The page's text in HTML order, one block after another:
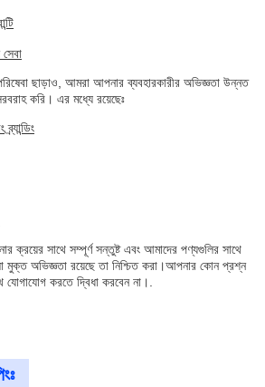
ছাড়াও, আমরা আপনার ব্যবহারকারীর অভিজ্ঞতা উন্নত
করি। এর মধ্যে রয়েছেঃ
ক্রয়ের সাথে সম্পূর্ণ সন্তুষ্ট এবং আমাদের পণ্যগুলির সাথে
মুক্ত অভিজ্ঞতা রয়েছে তা নিশ্চিত করা।আপনার কোন প্রশ্ন
যোগাযোগ করতে দ্বিধা করবেন না।.